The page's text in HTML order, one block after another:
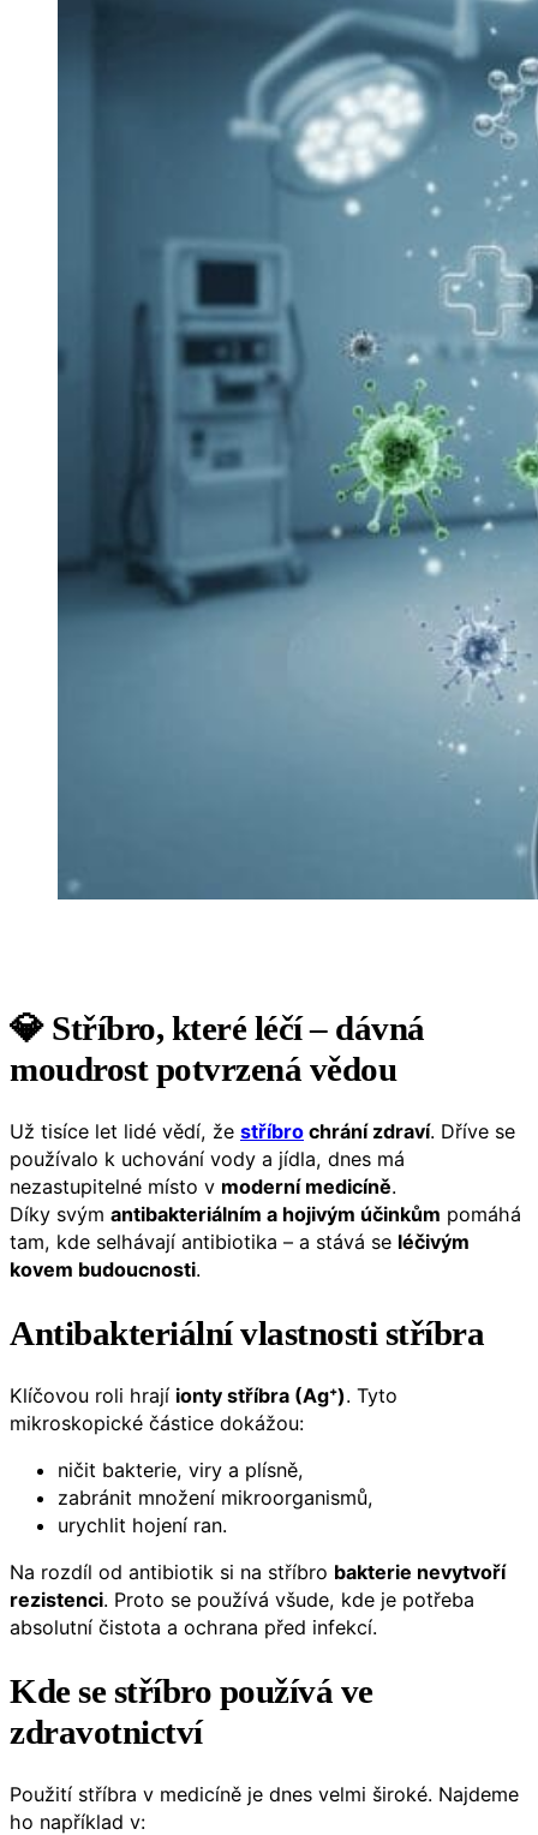
💎 Stříbro, které léčí – dávná
moudrost potvrzená vědou
Už tisíce let lidé vědí, že stříbro chrání zdraví. Dříve se
používalo k uchování vody a jídla, dnes má
nezastupitelné místo v moderní medicíně.
Díky svým antibakteriálním a hojivým účinkům pomáhá
tam, kde selhávají antibiotika – a stává se léčivým
kovem budoucnosti.
Antibakteriální vlastnosti stříbra
Klíčovou roli hrají ionty stříbra (Ag⁺). Tyto
mikroskopické částice dokážou:
ničit bakterie, viry a plísně,
zabránit množení mikroorganismů,
urychlit hojení ran.
Na rozdíl od antibiotik si na stříbro bakterie nevytvoří
rezistenci. Proto se používá všude, kde je potřeba
absolutní čistota a ochrana před infekcí.
Kde sestříbro používá ve
zdravotnictví
Použití stříbra v medicíně je dnes velmi široké. Najdeme
ho například v: